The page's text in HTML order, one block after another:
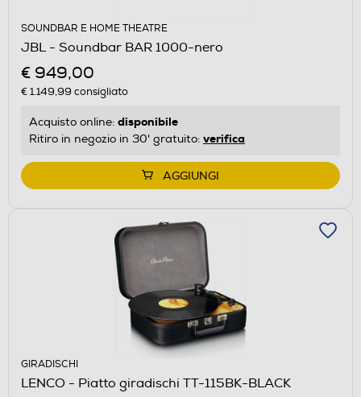
SOUNDBAR E HOME THEATRE
JBL - Soundbar BAR 1000-nero
€ 949,00
€ 1.149,99 consigliato
Acquisto online: disponibile
Ritiro in negozio in 30' gratuito: verifica
AGGIUNGI
GIRADISCHI
LENCO - Piatto giradischi TT-115BK-BLACK